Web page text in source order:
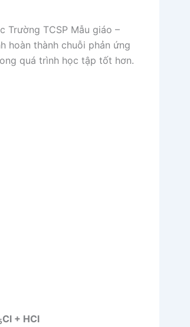
TCSP Mẫu giáo –
hoàn thành chuỗi phản ứng
quá trình học tập tốt hơn.
Cl + HCl